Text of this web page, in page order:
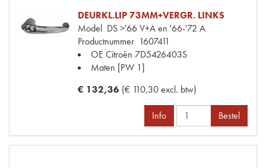
DEURKL.LIP 73MM+VERGR. LINKS
Model DS >'66 V+A en '66-'72 A
Productnummer 1607411
OE Citroën 7D5426403S
Maten [PW 1]
€ 132,36 (€ 110,30 excl. btw)
Info Bestel